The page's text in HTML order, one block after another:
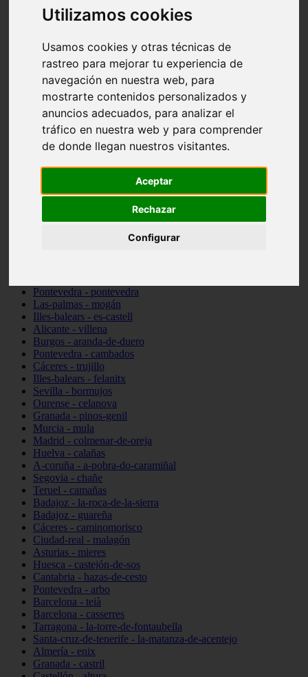
Utilizamos cookies
Usamos cookies y otras técnicas de
rastreo para mejorar tu experiencia de
navegación en nuestra web, para
mostrarte contenidos personalizados y
anuncios adecuados, para analizar el
tráfico en nuestra web y para comprender
de donde llegan nuestros visitantes.
Aceptar
Rechazar
Configurar
Málaga - nerja
Girona - blanes
Málaga - marbella
Asturias - gijón
Girona - figueres
Alicante - santa-pola
Almería - roquetas-de-mar
Girona - tossa-de-mar
Barcelona - sant-cugat-del-vallès
Alicante - l39alfàs-del-pi
Barcelona - vilanova-i-la-geltrú
Castellón - peñíscola
Illes-balears - sant-josep-de-sa-talaia
Pontevedra - pontevedra
Las-palmas - mogán
Illes-balears - es-castell
Alicante - villena
Burgos - aranda-de-duero
Pontevedra - cambados
Cáceres - trujillo
Illes-balears - felanitx
Sevilla - bormujos
Ourense - celanova
Granada - pinos-genil
Murcia - mula
Madrid - colmenar-de-oreja
Huelva - calañas
A-coruña - a-pobra-do-caramiñal
Segovia - chañe
Teruel - camañas
Badajoz - la-roca-de-la-sierra
Badajoz - guareña
Cáceres - caminomorisco
Ciudad-real - malagón
Asturias - mieres
Huesca - castejón-de-sos
Cantabria - hazas-de-cesto
Pontevedra - arbo
Barcelona - teià
Barcelona - casserres
Tarragona - la-torre-de-fontaubella
Santa-cruz-de-tenerife - la-matanza-de-acentejo
Almería - enix
Granada - castril